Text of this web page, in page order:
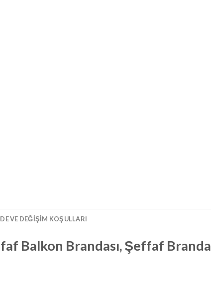
VE DEĞIŞIM KOŞULLARI
Balkon Brandası, Şeffaf Branda